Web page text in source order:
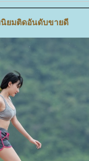
นิยมติดอันดับขายดี